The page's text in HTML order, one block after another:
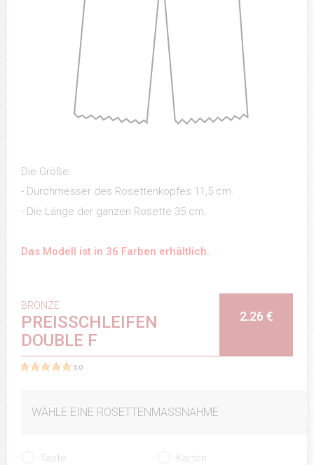
Die Größe:
- Durchmesser des Rosettenkopfes 11,5 cm.
- Die Länge der ganzen Rosette 35 cm.
Das Modell ist in 36 Farben erhältlich.
BRONZE
PREISSCHLEIFEN
DOUBLE F
2.26 €
5.0
WÄHLE EINE ROSETTENMASSNAHME
Taste
Karton